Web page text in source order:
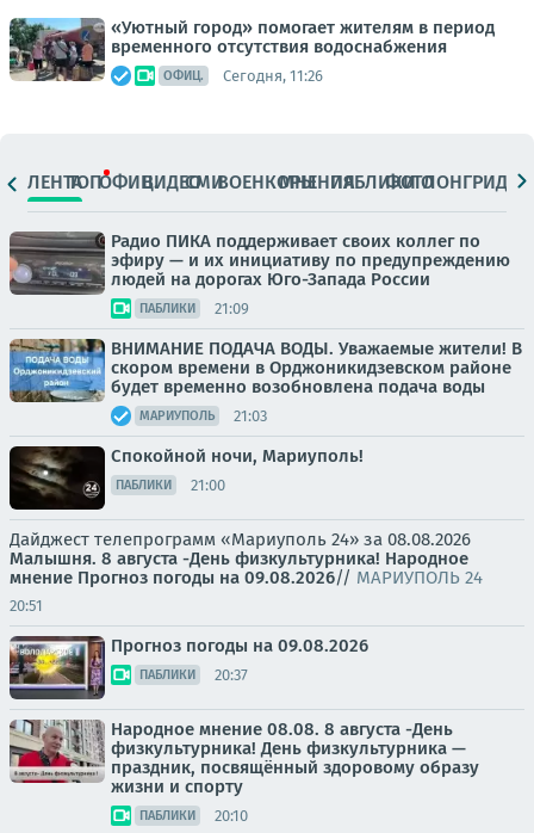
«Уютный город» помогает жителям в период
временного отсутствия водоснабжения
ОФИЦ. Сегодня, 11:26
ЛЕНТАТОПОФИЦ.ВИДЕОСМИВОЕНКОРЫМНЕНИЯПАБЛИКИ
ФОТОЛОНГРИДЫ
Радио ПИКА поддерживает своих коллег по
эфиру — и их инициативу по предупреждению
людей на дорогах Юго-Запада России
ПАБЛИКИ 21:09
ВНИМАНИЕ ПОДАЧА ВОДЫ. Уважаемые жители! В
скором времени в Орджоникидзевском районе
будет временно возобновлена подача воды
МАРИУПОЛЬ 21:03
Спокойной ночи, Мариуполь!
ПАБЛИКИ 21:00
Дайджест телепрограмм «Мариуполь 24» за 08.08.2026
Малышня. 8 августа -День физкультурника! Народное
мнение Прогноз погоды на 09.08.2026// МАРИУПОЛЬ 24
20:51
Прогноз погоды на 09.08.2026
ПАБЛИКИ 20:37
Народное мнение 08.08. 8 августа -День
физкультурника! День физкультурника —
праздник, посвящённый здоровому образу
жизни и спорту
ПАБЛИКИ 20:10